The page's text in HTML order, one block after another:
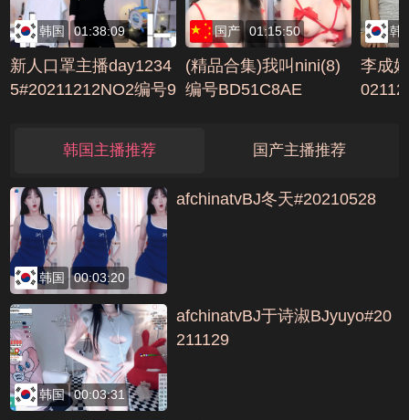
韩国 01:38:09
新人口罩主播day1234
5#20211212NO2编号9
国产 01:15:50
(精品合集)我叫nini(8)
编号BD51C8AE
韩
李成
韩国主播推荐 国产主播推荐
韩国 00:03:20
afchinatvBJ冬天#20210528
韩国 00:03:31
afchinatvBJ于诗淑BJyuyo#20
211129